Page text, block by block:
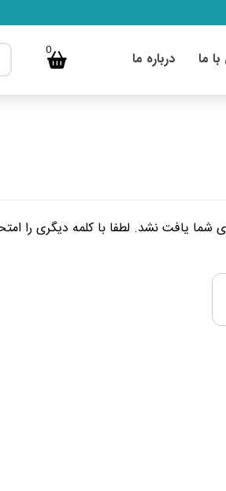
ما درباره ما 0
یافت نشد. لطفا با کلمه دیگری را